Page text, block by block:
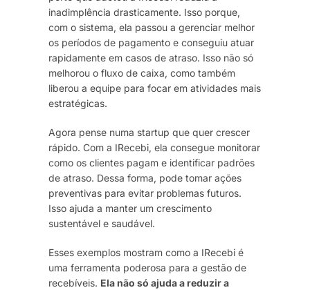
inadimplência drasticamente. Isso porque,
com o sistema, ela passou a gerenciar melhor
os períodos de pagamento e conseguiu atuar
rapidamente em casos de atraso. Isso não só
melhorou o fluxo de caixa, como também
liberou a equipe para focar em atividades mais
estratégicas.
Agora pense numa startup que quer crescer
rápido. Com a IRecebi, ela consegue monitorar
como os clientes pagam e identificar padrões
de atraso. Dessa forma, pode tomar ações
preventivas para evitar problemas futuros.
Isso ajuda a manter um crescimento
sustentável e saudável.
Esses exemplos mostram como a IRecebi é
uma ferramenta poderosa para a gestão de
recebíveis. Ela não só ajuda a reduzir a